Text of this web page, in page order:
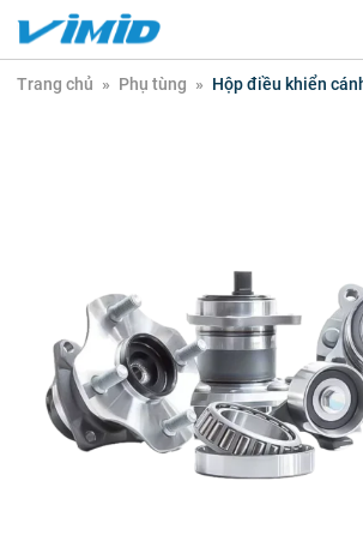
Trang chủ » Phụ tùng » Hộp điều khiển